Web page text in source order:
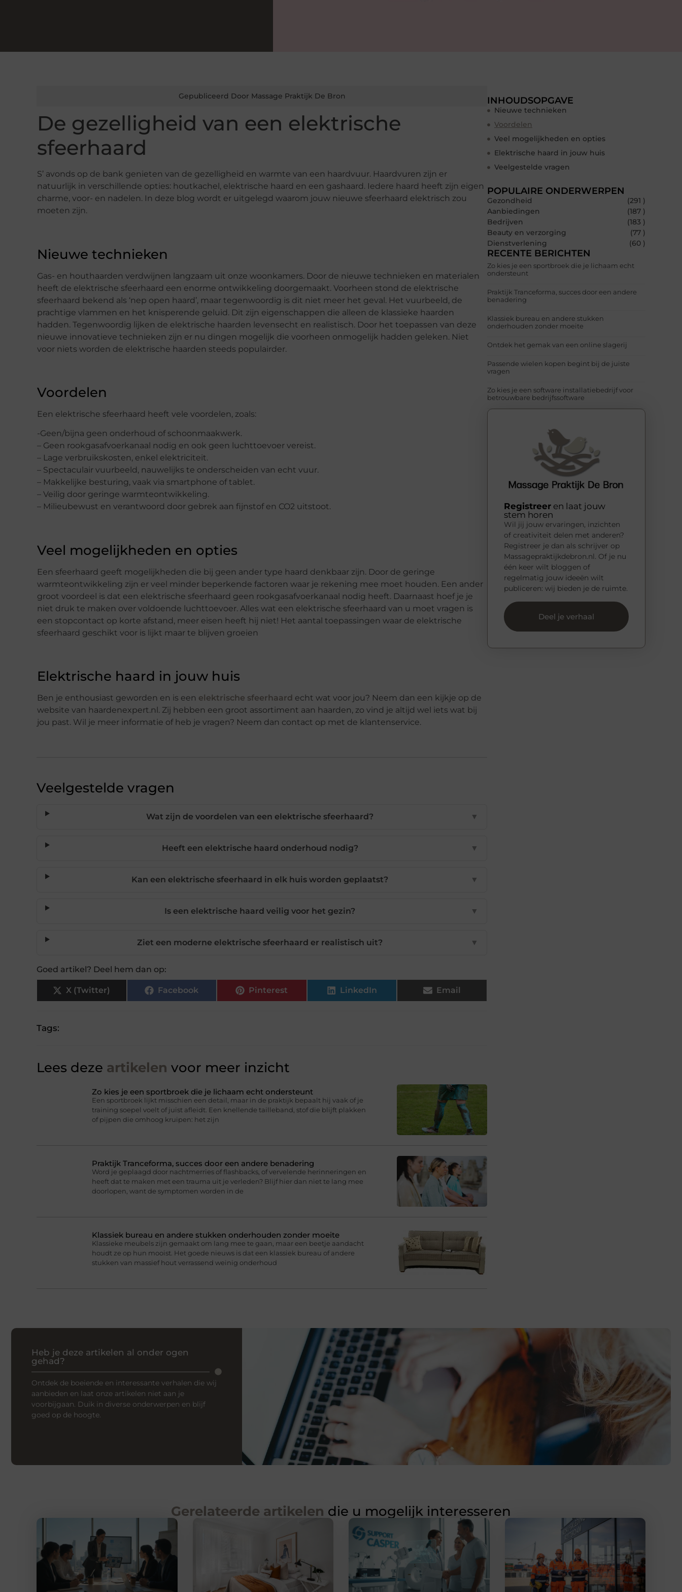
Gepubliceerd Door Massage Praktijk De Bron
De gezelligheid van een elektrische
sfeerhaard
S’ avonds op de bank genieten van de gezelligheid en warmte van een haardvuur. Haardvuren zijn er
natuurlijk in verschillende opties: houtkachel, elektrische haard en een gashaard. Iedere haard heeft zijn eigen
charme, voor- en nadelen. In deze blog wordt er uitgelegd waarom jouw nieuwe sfeerhaard elektrisch zou
moeten zijn.
Nieuwe technieken
Gas- en houthaarden verdwijnen langzaam uit onze woonkamers. Door de nieuwe technieken en materialen
heeft de elektrische sfeerhaard een enorme ontwikkeling doorgemaakt. Voorheen stond de elektrische
sfeerhaard bekend als ‘nep open haard’, maar tegenwoordig is dit niet meer het geval. Het vuurbeeld, de
prachtige vlammen en het knisperende geluid. Dit zijn eigenschappen die alleen de klassieke haarden
hadden. Tegenwoordig lijken de elektrische haarden levensecht en realistisch. Door het toepassen van deze
nieuwe innovatieve technieken zijn er nu dingen mogelijk die voorheen onmogelijk hadden geleken. Niet
voor niets worden de elektrische haarden steeds populairder.
Voordelen
Een elektrische sfeerhaard heeft vele voordelen, zoals:
-Geen/bijna geen onderhoud of schoonmaakwerk.
– Geen rookgasafvoerkanaal nodig en ook geen luchttoevoer vereist.
– Lage verbruikskosten, enkel elektriciteit.
– Spectaculair vuurbeeld, nauwelijks te onderscheiden van echt vuur.
– Makkelijke besturing, vaak via smartphone of tablet.
– Veilig door geringe warmteontwikkeling.
– Milieubewust en verantwoord door gebrek aan fijnstof en CO2 uitstoot.
Veel mogelijkheden en opties
Een sfeerhaard geeft mogelijkheden die bij geen ander type haard denkbaar zijn. Door de geringe
warmteontwikkeling zijn er veel minder beperkende factoren waar je rekening mee moet houden. Een ander
groot voordeel is dat een elektrische sfeerhaard geen rookgasafvoerkanaal nodig heeft. Daarnaast hoef je je
niet druk te maken over voldoende luchttoevoer. Alles wat een elektrische sfeerhaard van u moet vragen is
een stopcontact op korte afstand, meer eisen heeft hij niet! Het aantal toepassingen waar de elektrische
sfeerhaard geschikt voor is lijkt maar te blijven groeien
Elektrische haard in jouw huis
Ben je enthousiast geworden en is een elektrische sfeerhaard echt wat voor jou? Neem dan een kijkje op de
website van haardenexpert.nl. Zij hebben een groot assortiment aan haarden, zo vind je altijd wel iets wat bij
jou past. Wil je meer informatie of heb je vragen? Neem dan contact op met de klantenservice.
Veelgestelde vragen
Wat zijn de voordelen van een elektrische sfeerhaard? ▼
Heeft een elektrische haard onderhoud nodig? ▼
Kan een elektrische sfeerhaard in elk huis worden geplaatst? ▼
Is een elektrische haard veilig voor het gezin? ▼
Ziet een moderne elektrische sfeerhaard er realistisch uit? ▼
Goed artikel? Deel hem dan op:
X (Twitter) Facebook Pinterest LinkedIn Email
Tags:
Lees deze artikelen voor meer inzicht
Zo kies je een sportbroek die je lichaam echt ondersteunt
Een sportbroek lijkt misschien een detail, maar in de praktijk bepaalt hij vaak of je
training soepel voelt of juist afleidt. Een knellende tailleband, stof die blijft plakken
of pijpen die omhoog kruipen: het zijn
Praktijk Tranceforma, succes door een andere benadering
Word je geplaagd door nachtmerries of flashbacks, of vervelende herinneringen en
heeft dat te maken met een trauma uit je verleden? Blijf hier dan niet te lang mee
doorlopen, want de symptomen worden in de
Klassiek bureau en andere stukken onderhouden zonder moeite
Klassieke meubels zijn gemaakt om lang mee te gaan, maar een beetje aandacht
houdt ze op hun mooist. Het goede nieuws is dat een klassiek bureau of andere
stukken van massief hout verrassend weinig onderhoud
INHOUDSOPGAVE
Nieuwe technieken
Voordelen
Veel mogelijkheden en opties
Elektrische haard in jouw huis
Veelgestelde vragen
POPULAIRE ONDERWERPEN
Gezondheid
(291 )
Aanbiedingen
(187 )
Bedrijven
(183 )
Beauty en verzorging
(77 )
Dienstverlening
(60 )
RECENTE BERICHTEN
Zo kies je een sportbroek die je lichaam echt
ondersteunt
Praktijk Tranceforma, succes door een andere
benadering
Klassiek bureau en andere stukken
onderhouden zonder moeite
Ontdek het gemak van een online slagerij
Passende wielen kopen begint bij de juiste
vragen
Zo kies je een software installatiebedrijf voor
betrouwbare bedrijfssoftware
Registreer en laat jouw
stem horen
Wil jij jouw ervaringen, inzichten
of creativiteit delen met anderen?
Registreer je dan als schrijver op
Massagepraktijkdebron.nl. Of je nu
één keer wilt bloggen of
regelmatig jouw ideeën wilt
publiceren: wij bieden je de ruimte.
Deel je verhaal
Heb je deze artikelen al onder ogen
gehad?
Ontdek de boeiende en interessante verhalen die wij
aanbieden en laat onze artikelen niet aan je
voorbijgaan. Duik in diverse onderwerpen en blijf
goed op de hoogte.
Gerelateerde artikelen die u mogelijk interesseren